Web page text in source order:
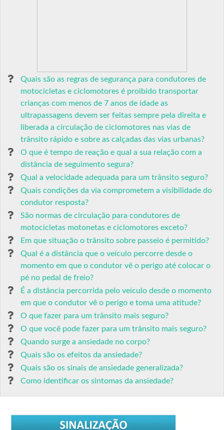
Quais são as regras de segurança para condutores de
motocicletas e ciclomotores é proibido transportar
crianças com menos de 7 anos de idade as
ultrapassagens devem ser feitas sempre pela direita e
liberada a circulação de ciclomotores nas vias de
trânsito rápido e sobre as calçadas das vias urbanas?
O que é tempo de reação e qual a sua relação com a
distância de seguimento segura?
Qual a velocidade adequada para um trânsito seguro?
Quais condições da via comprometem a visibilidade do
condutor resposta?
São normas de circulação para condutores de
motocicletas motonetas e ciclomotores exceto?
Em que situação o trânsito sobre passeio é permitido?
Qual é a distância que o veículo percorre desde o
momento em que o condutor vê o perigo até colocar o
pé no pedal de freio?
É a distância percorrida pelo veículo desde o momento
em que o condutor vê o perigo e toma uma atitude?
O que fazer para um trânsito mais seguro?
O que você pode fazer para um trânsito mais seguro?
Quando surge a ansiedade no corpo?
Quais são os efeitos da ansiedade?
Quais são os sinais de ansiedade generalizada?
Como identificar os sintomas da ansiedade?